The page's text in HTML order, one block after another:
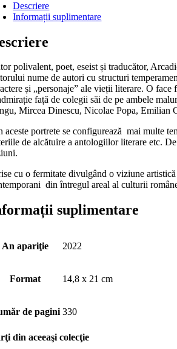
Descriere
Informații suplimentare
polivalent, poet, eseist și traducător,
nume de autori cu structuri
și „personaje” ale vieții literare. O
față de colegii săi de pe ambele
Mircea Dinescu, Nicolae Popa, Emilian
aceste portrete se configurează mai multe
de alcătuire a antologiilor literare etc.
cu o fermitate divulgând o viziune
din întregul areal al culturii
suplimentare
An apariţie 2022
Format 14,8 x 21 cm
de pagini 330
din aceeaşi colecţie